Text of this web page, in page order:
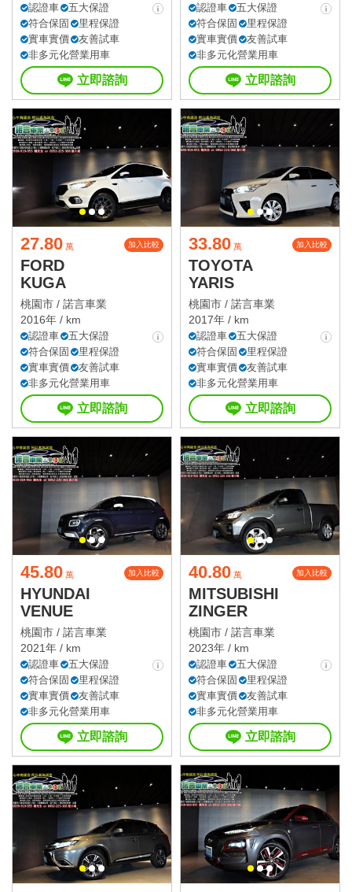
認證車
五大保證
符合保固
里程保證
實車實價
友善試車
非多元化營業用車
立即諮詢
認證車
五大保證
符合保固
里程保證
實車實價
友善試車
非多元化營業用車
立即諮詢
27.80 萬 加入比較
FORD
KUGA
桃園市 / 諾言車業
2016年 / km
認證車
五大保證
符合保固
里程保證
實車實價
友善試車
非多元化營業用車
立即諮詢
33.80 萬 加入比較
TOYOTA
YARIS
桃園市 / 諾言車業
2017年 / km
認證車
五大保證
符合保固
里程保證
實車實價
友善試車
非多元化營業用車
立即諮詢
45.80 萬 加入比較
HYUNDAI
VENUE
桃園市 / 諾言車業
2021年 / km
認證車
五大保證
符合保固
里程保證
實車實價
友善試車
非多元化營業用車
立即諮詢
40.80 萬 加入比較
MITSUBISHI
ZINGER
桃園市 / 諾言車業
2023年 / km
認證車
五大保證
符合保固
里程保證
實車實價
友善試車
非多元化營業用車
立即諮詢